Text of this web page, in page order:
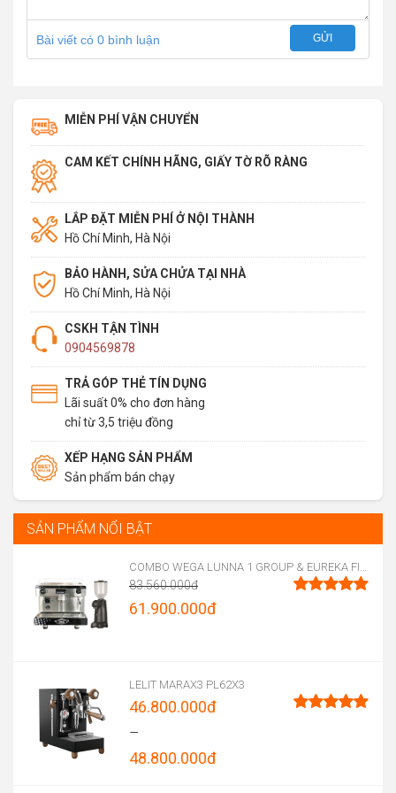
Bài viết có 0 bình luận GỬI
MIỄN PHÍ VẬN CHUYỂN
CAM KẾT CHÍNH HÃNG, GIẤY TỜ RÕ RÀNG
LẮP ĐẶT MIỄN PHÍ Ở NỘI THÀNH
Hồ Chí Minh, Hà Nội
BẢO HÀNH, SỬA CHỬA TẠI NHÀ
Hồ Chí Minh, Hà Nội
CSKH TẬN TÌNH
0904569878
TRẢ GÓP THẺ TÍN DỤNG
Lãi suất 0% cho đơn hàng
chỉ từ 3,5 triệu đồng
XẾP HẠNG SẢN PHẨM
Sản phẩm bán chạy
SẢN PHẨM NỔI BẬT
COMBO WEGA LUNNA 1 GROUP & EUREKA FIRENZE 75
83.560.000đ
Original
83.560.000đ.
61.900.000đ
is:
61.900.000đ.
LELIT MARAX3 PL62X3
46.800.000đ
–
48.800.000đ